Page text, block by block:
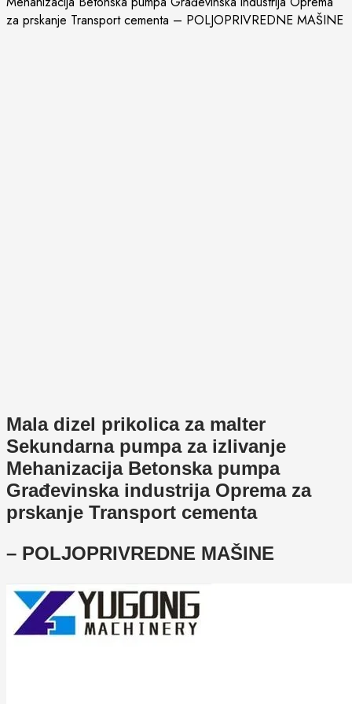
Mala dizel prikolica za malter
Sekundarna pumpa za izlivanje
Mehanizacija Betonska pumpa
Građevinska industrija Oprema za
prskanje Transport cementa
– POLJOPRIVREDNE MAŠINE